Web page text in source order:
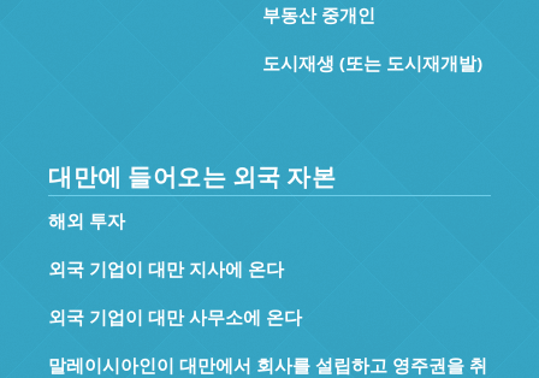
부동산 중개인
도시재생 (또는 도시재개발)
대만에 들어오는 외국 자본
해외 투자
외국 기업이 대만 지사에 온다
외국 기업이 대만 사무소에 온다
말레이시아인이 대만에서 회사를 설립하고 영주권을 취